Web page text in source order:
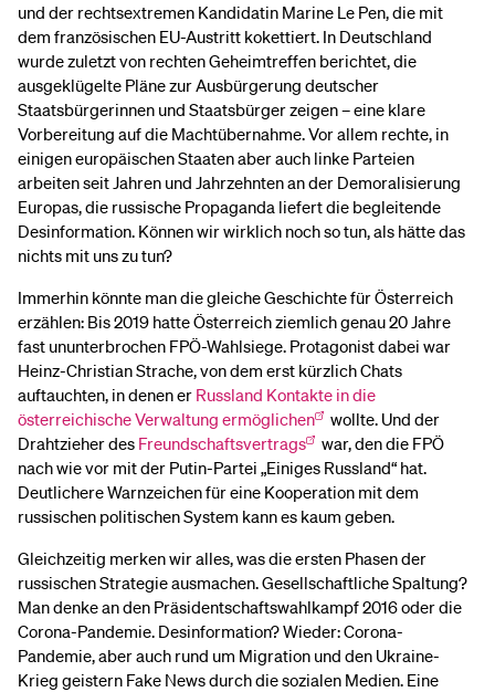
und der rechtsextremen Kandidatin Marine Le Pen, die mit
dem französischen EU-Austritt kokettiert. In Deutschland
wurde zuletzt von rechten Geheimtreffen berichtet, die
ausgeklügelte Pläne zur Ausbürgerung deutscher
Staatsbürgerinnen und Staatsbürger zeigen – eine klare
Vorbereitung auf die Machtübernahme. Vor allem rechte, in
einigen europäischen Staaten aber auch linke Parteien
arbeiten seit Jahren und Jahrzehnten an der Demoralisierung
Europas, die russische Propaganda liefert die begleitende
Desinformation. Können wir wirklich noch so tun, als hätte das
nichts mit uns zu tun?
Immerhin könnte man die gleiche Geschichte für Österreich
erzählen: Bis 2019 hatte Österreich ziemlich genau 20 Jahre
fast ununterbrochen FPÖ-Wahlsiege. Protagonist dabei war
Heinz-Christian Strache, von dem erst kürzlich Chats
auftauchten, in denen er Russland Kontakte in die
österreichische Verwaltung ermöglichen
wollte. Und der
Drahtzieher des Freundschaftsvertrags
war, den die FPÖ
nach wie vor mit der Putin-Partei „Einiges Russland“ hat.
Deutlichere Warnzeichen für eine Kooperation mit dem
russischen politischen System kann es kaum geben.
Gleichzeitig merken wir alles, was die ersten Phasen der
russischen Strategie ausmachen. Gesellschaftliche Spaltung?
Man denke an den Präsidentschaftswahlkampf 2016 oder die
Corona-Pandemie. Desinformation? Wieder: Corona-
Pandemie, aber auch rund um Migration und den Ukraine-
Krieg geistern Fake News durch die sozialen Medien. Eine